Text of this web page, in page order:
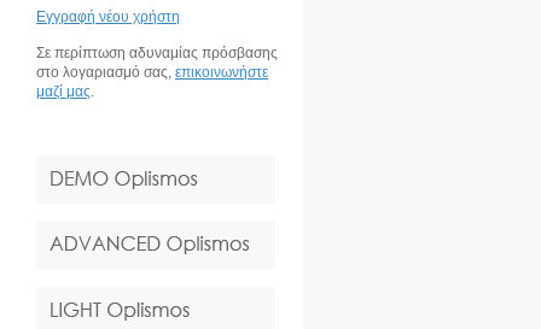
Εγγραφή νέου χρήστη
Σε περίπτωση αδυναμίας πρόσβασης
στο λογαριασμό σας, επικοινωνήστε
μαζί μας.